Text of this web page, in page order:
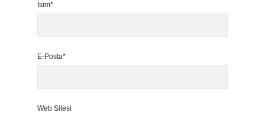
İsim*
E-Posta*
Web Sitesi